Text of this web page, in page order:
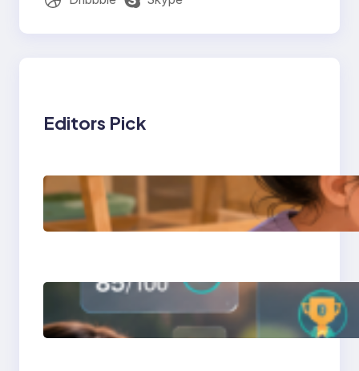
Editors Pick
การสอนเขียนโปรแกรม
(Coding) สำหรับเด็กเล็ก
การสร้างระบบ Online
Learning ด้วย Moodle
LMS